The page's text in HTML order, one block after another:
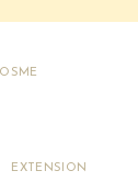
EXTENSION